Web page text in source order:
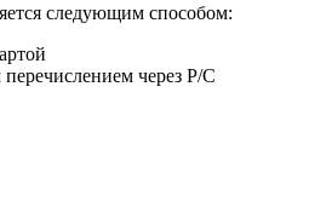
следующим способом:
через Р/С